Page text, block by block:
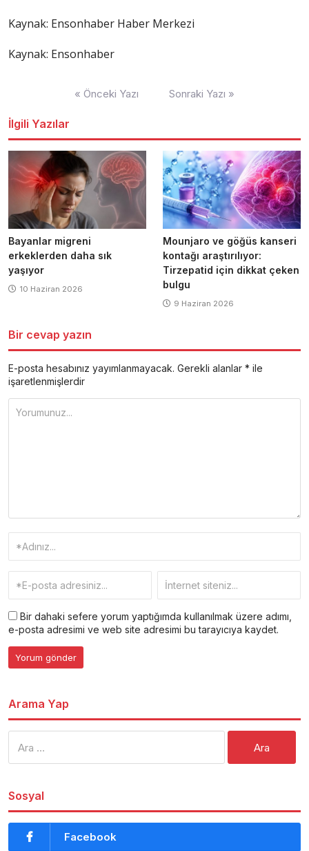
Kaynak: Ensonhaber Haber Merkezi
Kaynak: Ensonhaber
« Önceki Yazı Sonraki Yazı »
İlgili Yazılar
Bayanlar migreni
erkeklerden daha sık
yaşıyor
10 Haziran 2026
Mounjaro ve göğüs kanseri
kontağı araştırılıyor:
Tirzepatid için dikkat çeken
bulgu
9 Haziran 2026
Bir cevap yazın
E-posta hesabınız yayımlanmayacak. Gerekli alanlar * ile
işaretlenmişlerdir
Bir dahaki sefere yorum yaptığımda kullanılmak üzere adımı,
e-posta adresimi ve web site adresimi bu tarayıcıya kaydet.
Arama Yap
Sosyal
Facebook